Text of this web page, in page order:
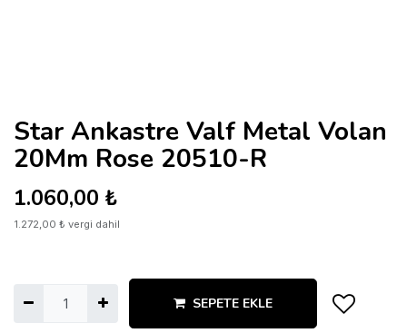
Star Ankastre Valf Metal Volan
20Mm Rose 20510-R
1.060,00 ₺
1.272,00 ₺ vergi dahil
SEPETE EKLE